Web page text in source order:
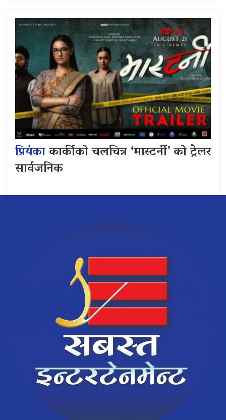
प्रियंकाकार्कीको चलचित्र ‘मास्टर्नी’ को ट्रेलर
सार्वजनिक